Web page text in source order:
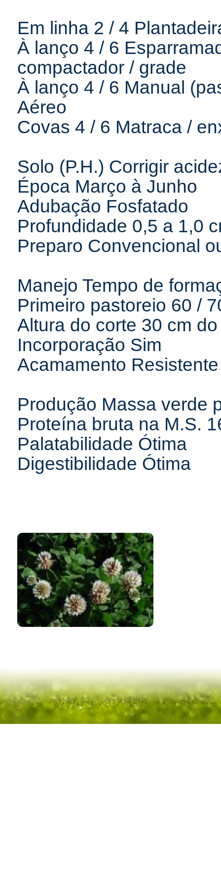
Em linha 2 / 4
À lanço 4 / 6
compactador / grade
À lanço 4 / 6 Manual
Aéreo
Covas 4 / 6 Matraca /
Solo (P.H.) Corrigir
Época Março à Junho
Adubação Fosfatado
Profundidade 0,5 a 1,0
Preparo Convencional
Manejo Tempo de
Primeiro pastoreio 60 /
Altura do corte 30 cm
Incorporação Sim
Acamamento Resistente
Produção Massa verde
Proteína bruta na M.S.
Palatabilidade Ótima
Digestibilidade Ótima